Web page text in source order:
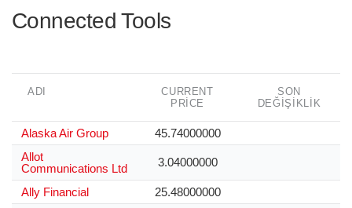
Connected Tools
ADI
CURRENT
PRICE
SON
DEĞIŞIKLIK
Alaska Air Group
45.74000000
Allot
Communications Ltd
3.04000000
Ally Financial
25.48000000